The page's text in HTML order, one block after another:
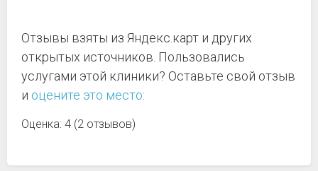
Отзывы взяты из Яндекс.карт и других
открытых источников. Пользовались
услугами этой клиники? Оставьте свой отзыв
и оцените это место:
Оценка: 4 (2 отзывов)